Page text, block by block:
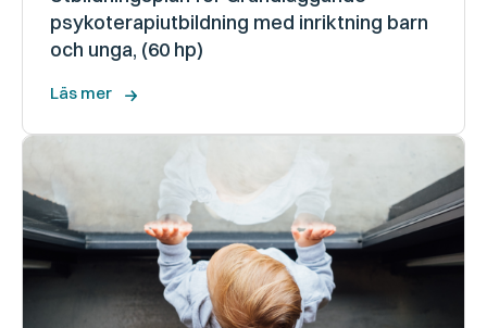
psykoterapiutbildning med inriktning barn
och unga, (60 hp)
Läs mer